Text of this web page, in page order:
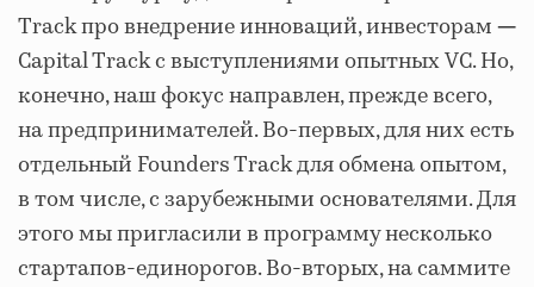
Trackпро внедрение инноваций, инвесторам —
Capital Trackс выступлениями опытных VC. Но,
конечно, наш фокус направлен, прежде всего,
на предпринимателей. Во-первых, для них есть
отдельный Founders Trackдля обмена опытом,
в том числе, с зарубежными основателями. Для
этого мы пригласили в программу несколько
стартапов-единорогов. Во-вторых, на саммите